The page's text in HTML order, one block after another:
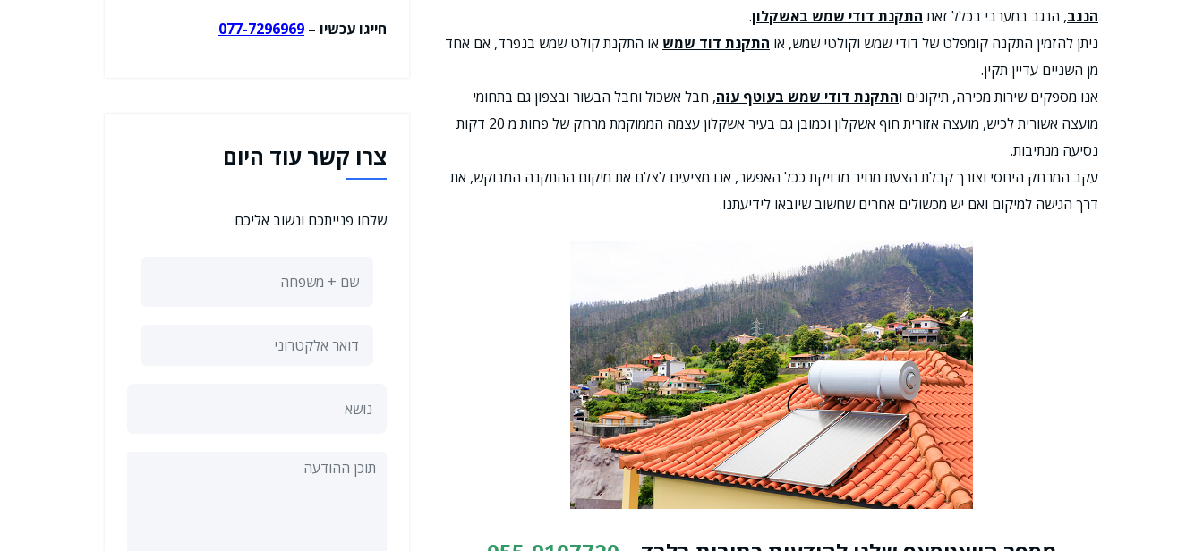
הנגב, הנגב במערבי בכלל זאת התקנת דודי שמש באשקלון.
ניתן להזמין התקנה קומפלט של דודי שמש וקולטי שמש, או התקנת דוד שמש או התקנת קולט שמש בנפרד, אם אחד
מן השניים עדיין תקין.
אנו מספקים שירות מכירה, תיקונים והתקנת דודי שמש בעוטף עזה, חבל אשכול וחבל הבשור ובצפון גם בתחומי
מועצה אשורית לכיש, מועצה אזורית חוף אשקלון וכמובן גם בעיר אשקלון עצמה הממוקמת מרחק של פחות מ 20 דקות
נסיעה מנתיבות.
עקב המרחק היחסי וצורך קבלת הצעת מחיר מדויקת ככל האפשר, אנו מציעים לצלם את מיקום ההתקנה המבוקש, את
דרך הגישה למיקום ואם יש מכשולים אחרים שחשוב שיובאו לידיעתנו.
חייגו עכשיו – 077-7296969
צרו קשר עוד היום
שלחו פנייתכם ונשוב אליכם